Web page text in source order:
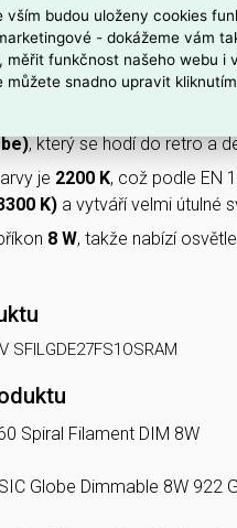
, což umožňuje
a potřeby.
napětí220–240 V,
, který se hodí do retro a
je 2200 K, což podle EN
K) a vytváří velmi útulné
8 W, takže nabízí
SFILGDE27FS1OSRAM
Spiral Filament DIM 8W
Globe Dimmable 8W 922
vším budou uloženy cookies
- dokážeme vám
měřit funkčnost našeho webu i
můžete snadno upravit